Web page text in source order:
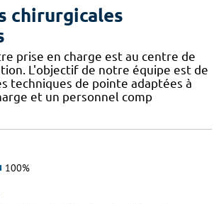
chirurgicales
prise en charge est au centre de
L'objectif de notre équipe est de
techniques de pointe adaptées à
et un personnel comp
100%